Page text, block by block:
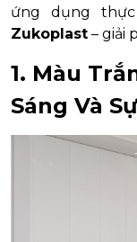
ứng dụng
Zukoplast – giải
1. Màu
Sáng Và